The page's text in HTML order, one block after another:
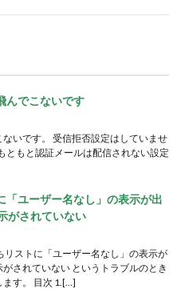
んでこないです
いです。 受信拒否設定はしていませ
ともと認証メールは配信されない設定
「ユーザー名なし」の表示が出
がされていない
リストに「ユーザー名なし」の表示が
されていない というトラブルのとき
す。 目次 1.[…]